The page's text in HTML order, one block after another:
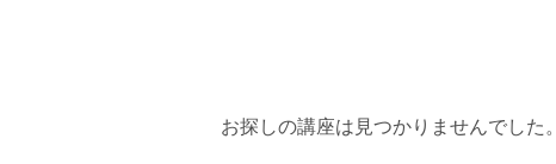
お探しの講座は見つかりませんでした。